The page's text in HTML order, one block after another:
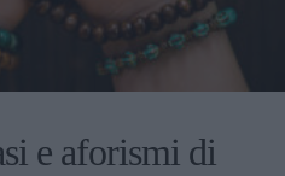
e aforismi di